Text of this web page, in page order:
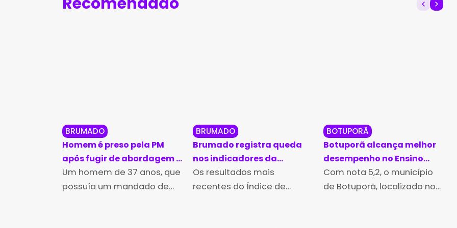
BRUMADO
Homem é preso pela PM
após fugir de abordagem e
pular muros em Brumado
Um homem de 37 anos, que
possuía um mandado de
BRUMADO
Brumado registra queda
nos indicadores da
educação municipal no
Ideb 2025
Os resultados mais
recentes do Índice de
BOTUPORÃ
Botuporã alcança melhor
desempenho no Ensino
Médio da Bahia no Ideb
2025
Com nota 5,2, o município
de Botuporã, localizado no